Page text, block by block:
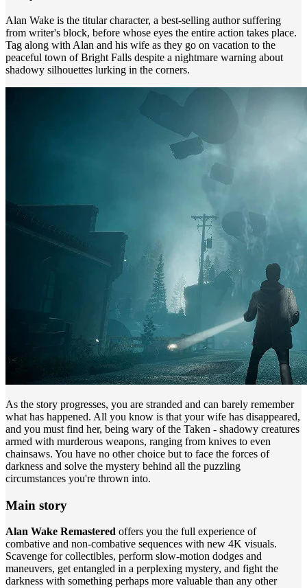
Alan Wake is the titular character, a best-selling author suffering
from writer's block, before whose eyes the entire action takes place.
Tag along with Alan and his wife as they go on vacation to the
peaceful town of Bright Falls despite a nightmare warning about
shadowy silhouettes lurking in the corners.
As the story progresses, you are stranded and can barely remember
what has happened. All you know is that your wife has disappeared,
and you must find her, being wary of the Taken - shadowy creatures
armed with murderous weapons, ranging from knives to even
chainsaws. You have no other choice but to face the forces of
darkness and solve the mystery behind all the puzzling
circumstances you're thrown into.
Main story
Alan Wake Remastered offers you the full experience of
combative and non-combative sequences with new 4K visuals.
Scavenge for collectibles, perform slow-motion dodges and
maneuvers, get entangled in a perplexing mystery, and fight the
darkness with something perhaps more valuable than any other